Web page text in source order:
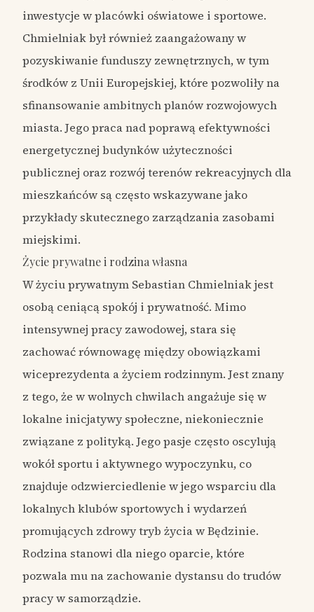
inwestycje w placówki oświatowe i sportowe.
Chmielniak był również zaangażowany w
pozyskiwanie funduszy zewnętrznych, w tym
środków z Unii Europejskiej, które pozwoliły na
sfinansowanie ambitnych planów rozwojowych
miasta. Jego praca nad poprawą efektywności
energetycznej budynków użyteczności
publicznej oraz rozwój terenów rekreacyjnych dla
mieszkańców są często wskazywane jako
przykłady skutecznego zarządzania zasobami
miejskimi.
Życie prywatne i rodzina własna
W życiu prywatnym Sebastian Chmielniak jest
osobą ceniącą spokój i prywatność. Mimo
intensywnej pracy zawodowej, stara się
zachować równowagę między obowiązkami
wiceprezydenta a życiem rodzinnym. Jest znany
z tego, że w wolnych chwilach angażuje się w
lokalne inicjatywy społeczne, niekoniecznie
związane z polityką. Jego pasje często oscylują
wokół sportu i aktywnego wypoczynku, co
znajduje odzwierciedlenie w jego wsparciu dla
lokalnych klubów sportowych i wydarzeń
promujących zdrowy tryb życia w Będzinie.
Rodzina stanowi dla niego oparcie, które
pozwala mu na zachowanie dystansu do trudów
pracy w samorządzie.